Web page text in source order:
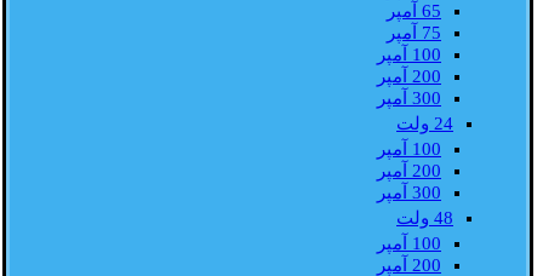
65 آمپر
75 آمپر
100 آمپر
200 آمپر
300 آمپر
24 ولت
100 آمپر
200 آمپر
300 آمپر
48 ولت
100 آمپر
200 آمپر